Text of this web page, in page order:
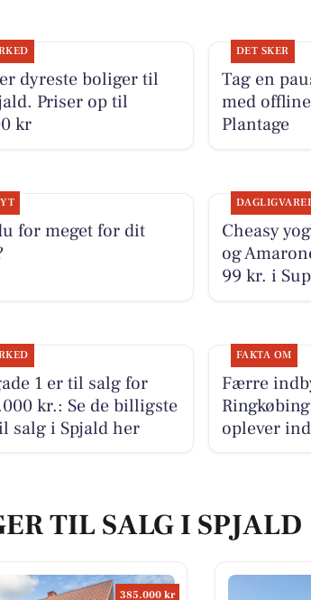
dyreste boliger til
Priser op til
kr
DET SKER
Tag en
med
Plantage
for meget for dit
Cheasy
og
99 kr. i
1 er til salg for
kr.: Se de billigste
salg i Spjald her
FAKTA OM
Færre
oplever
TIL SALG I SPJALD
385.000 kr